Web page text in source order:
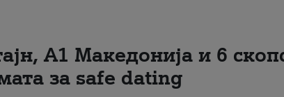
A1 Македонија и 6
за safe dating